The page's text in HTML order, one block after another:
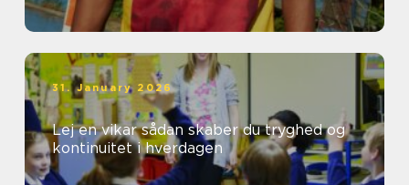
31. January 2026
Lej en vikar sådan skaber du tryghed og
kontinuitet i hverdagen